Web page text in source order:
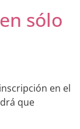
sólo
en el
que